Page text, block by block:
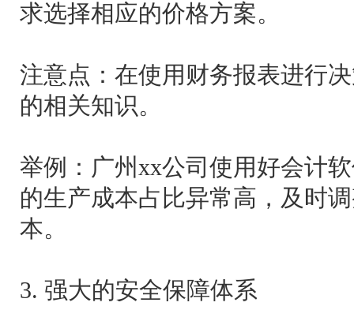
求选择相应的价格方案。
注意点：在使用财务报表进行
的相关知识。
举例：广州xx公司使用好会计
的生产成本占比异常高，及时
本。
3. 强大的安全保障体系